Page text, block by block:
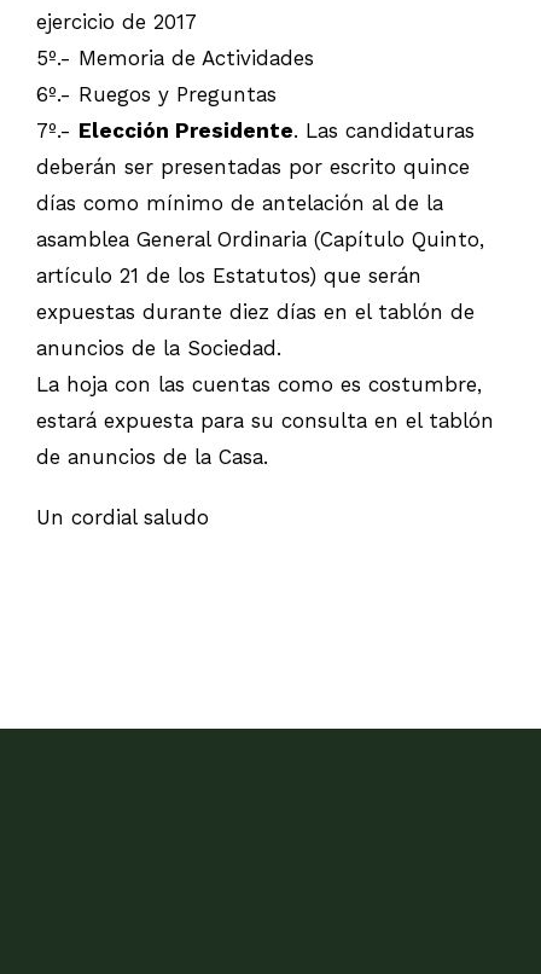
ejercicio de 2017
5º.- Memoria de Actividades
6º.- Ruegos y Preguntas
7º.- Elección Presidente. Las candidaturas
deberán ser presentadas por escrito quince
días como mínimo de antelación al de la
asamblea General Ordinaria (Capítulo Quinto,
artículo 21 de los Estatutos) que serán
expuestas durante diez días en el tablón de
anuncios de la Sociedad.
La hoja con las cuentas como es costumbre,
estará expuesta para su consulta en el tablón
de anuncios de la Casa.
Un cordial saludo